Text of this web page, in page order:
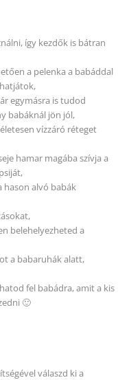
így kezdők is bátran
a pelenka a babáddal
egymásra is tudod
babáknál jön jól,
vízzáró réteget
hamar magába szívja a
hason alvó babák
belehelyezheted a
a babaruhák alatt,
fel babádra, amit a kis
🙂
válaszd ki a